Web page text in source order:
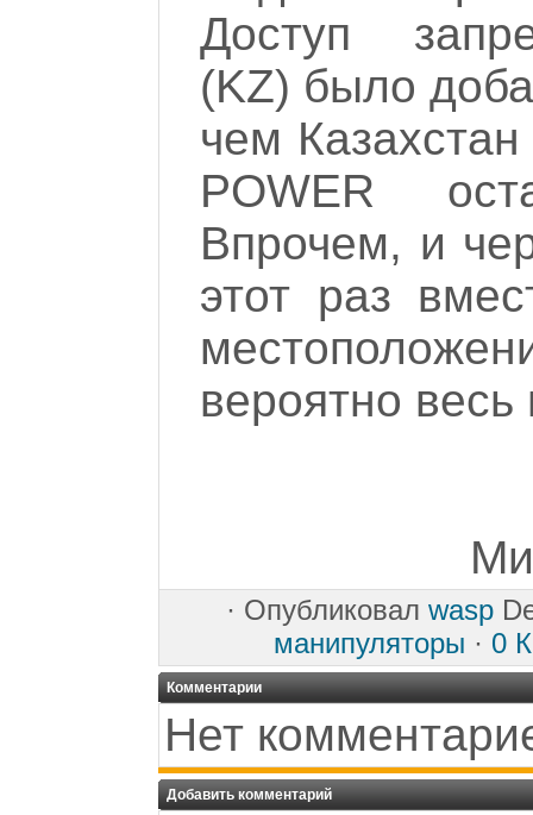
Доступ
(KZ) было
чем
POWER
Впрочем, и
этот раз
вероятно
· Опубликовал wasp
манипуляторы · 0
Комментарии
Нет
Добавить комментарий